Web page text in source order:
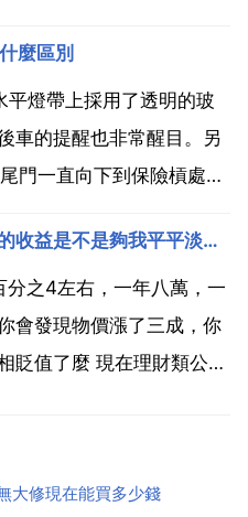
自己實際 換句話說是被
款寶馬，沒有太...
麼區別
燈帶上採用了透明的玻
車的提醒也非常醒目。另
門一直向下到保險槓處鮮
從而也增加了座艙空間，
。同時透過可傾倒座椅
用兩百萬投資買基金，基金的收益是不是夠我平平淡淡的過日子了呀
之4左右，一年八萬，一
會發現物價漲了三成，你
貶值了麼 現在理財類公司
不多，但是我還是想買收
大修現在能買多少錢